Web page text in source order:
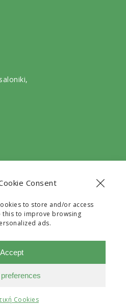
Consent
to store and/or access
this to improve browsing
ads.
Accept
Cookies
with G.E.C.R number
Agency licensed by the
by